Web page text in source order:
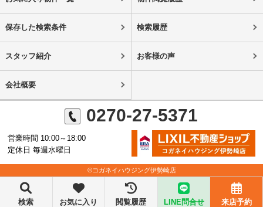
保存した検索条件 検索履歴
スタッフ紹介 お客様の声
会社概要
0270-27-5371
営業時間 10:00～18:00
定休日 毎週水曜日
©コガネイハウジング伊勢崎店
検索 お気に入り 閲覧履歴 LINE問合せ 来店予約